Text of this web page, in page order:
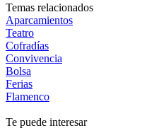
Temas relacionados
Aparcamientos
Teatro
Cofradías
Convivencia
Bolsa
Ferias
Flamenco
Te puede interesar